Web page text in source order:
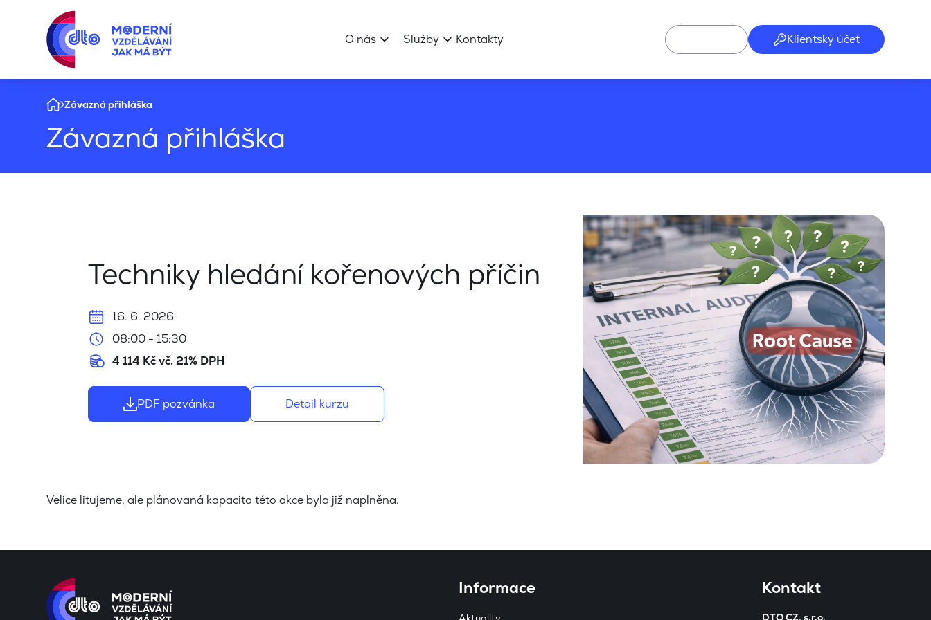
O nás Služby Kontakty Klientský účet
Závazná přihláška
Závazná přihláška
Techniky hledání kořenových příčin
16. 6. 2026
08:00 - 15:30
4 114 Kč vč. 21% DPH
PDF pozvánka Detail kurzu
Velice litujeme, ale plánovaná kapacita této akce byla již naplněna.
Informace Kontakt
DTO CZ, s.r.o.